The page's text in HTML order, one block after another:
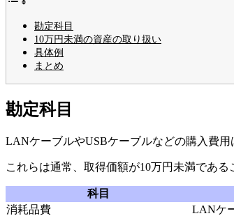
勘定科目
10万円未満の資産の取り扱い
具体例
まとめ
勘定科目
LANケーブルやUSBケーブルなどの購入費
これらは通常、取得価額が10万円未満であ
科目
消耗品費
LANケ